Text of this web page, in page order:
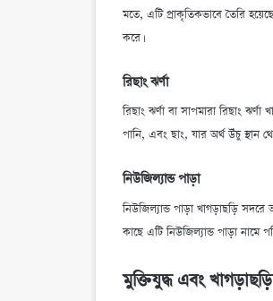
মতে, এটি প্রাকৃতিকভাবে তৈরি
করে।
রিছাং ঝর্ণা
রিছাং ঝর্ণা বা সাপমারা রিছাং
পানি, এবং ছাং, যার অর্থ উঁচু স্থান
নিউজিল্যান্ড পাড়া
নিউজিল্যান্ড পাড়া খাগড়াছড়ি
কাছে এটি নিউজিল্যান্ড পাড়া নামে
মুক্তিযুদ্ধ এবং খাগড়াছড়ি